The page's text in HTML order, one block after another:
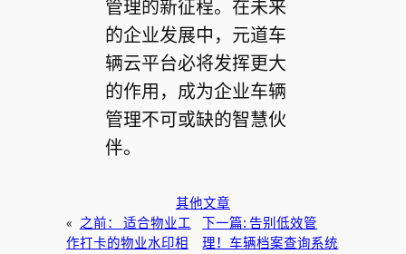
管理的新征程。在未来
的企业发展中，元道车
辆云平台必将发挥更大
的作用，成为企业车辆
管理不可或缺的智慧伙
伴。
其他文章
«
之前： 适合物业工
作打卡的物业水印相
下一篇: 告别低效管
理！车辆档案查询系统